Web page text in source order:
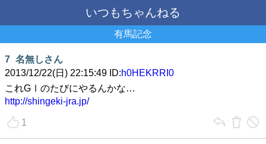
いつもちゃんねる
有馬記念
7 名無しさん
2013/12/22(日) 22:15:49 ID:h0HEKRRI0
これGⅠのたびにやるんかな…
http://shingeki-jra.jp/
1